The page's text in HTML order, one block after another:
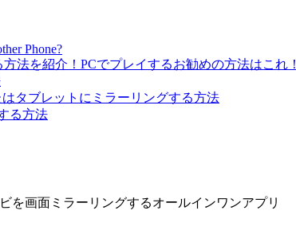
Phone?
法を紹介！PCでプレイするお勧めの方法はこれ！
はタブレットにミラーリングする方法
る方法
を画面ミラーリングするオールインワンアプリ